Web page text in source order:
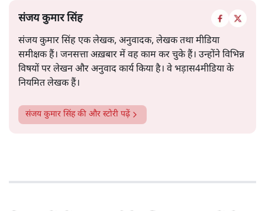
संजय कुमार सिंह
संजय कुमार सिंह एक लेखक, अनुवादक, लेखक तथा मीडिया
समीक्षक हैं। जनसत्ता अख़बार में वह काम कर चुके हैं। उन्होंने विभिन्न
विषयों पर लेखन और अनुवाद कार्य किया है। वे भड़ास4मीडिया के
नियमित लेखक हैं।
संजय कुमार सिंहकी और स्टोरी पढ़ें